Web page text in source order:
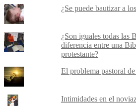
¿Se puede bautizar a
¿Son iguales todas las
diferencia entre una
protestante?
El problema pastoral
Intimidades en el